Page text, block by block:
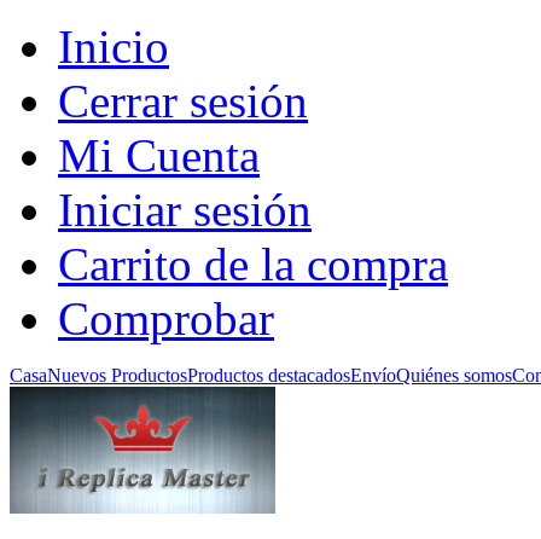
Inicio
Cerrar sesión
Mi Cuenta
Iniciar sesión
Carrito de la compra
Comprobar
CasaNuevos ProductosProductos destacadosEnvíoQuiénes somos